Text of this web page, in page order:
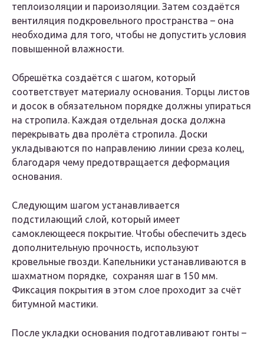
теплоизоляции и пароизоляции. Затем создаётся
вентиляция подкровельного пространства – она
необходима для того, чтобы не допустить условия
повышенной влажности.
Обрешётка создаётся с шагом, который
соответствует материалу основания. Торцы листов
и досок в обязательном порядке должны упираться
на стропила. Каждая отдельная доска должна
перекрывать два пролёта стропила. Доски
укладываются по направлению линии среза колец,
благодаря чему предотвращается деформация
основания.
Следующим шагом устанавливается
подстилающий слой, который имеет
самоклеющееся покрытие. Чтобы обеспечить здесь
дополнительную прочность, используют
кровельные гвозди. Капельники устанавливаются в
шахматном порядке, сохраняя шаг в 150 мм.
Фиксация покрытия в этом слое проходит за счёт
битумной мастики.
После укладки основания подготавливают гонты –